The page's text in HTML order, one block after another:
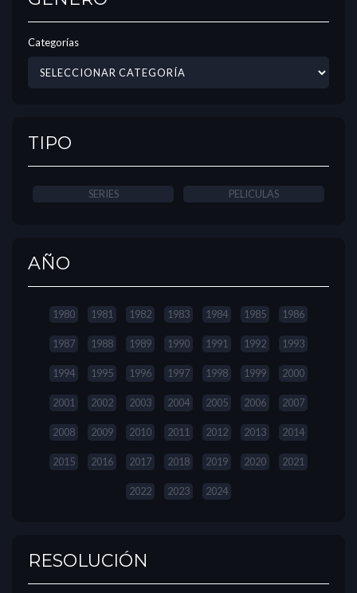
Categorías
TIPO
SERIES PELICULAS
AÑO
1980 1981 1982 1983 1984 1985 1986
1987 1988 1989 1990 1991 1992 1993
1994 1995 1996 1997 1998 1999 2000
2001 2002 2003 2004 2005 2006 2007
2008 2009 2010 2011 2012 2013 2014
2015 2016 2017 2018 2019 2020 2021
2022 2023 2024
RESOLUCIÓN